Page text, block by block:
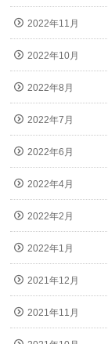
2022年11月
2022年10月
2022年8月
2022年7月
2022年6月
2022年4月
2022年2月
2022年1月
2021年12月
2021年11月